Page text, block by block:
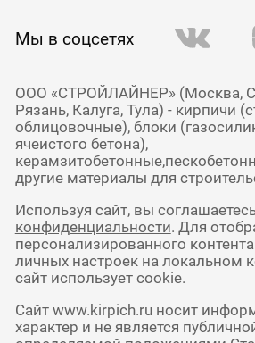
Мы в соцсетях
ООО «СТРОЙЛАЙНЕР» (Москва,
Рязань, Калуга, Тула) - кирпичи
облицовочные), блоки
ячеистого бетона),
другие материалы для
Используя сайт, вы
конфиденциальности. Для
персонализированного
личных настроек на локальном
сайт использует cookie.
Сайт www.kirpich.ru носит
характер и не является